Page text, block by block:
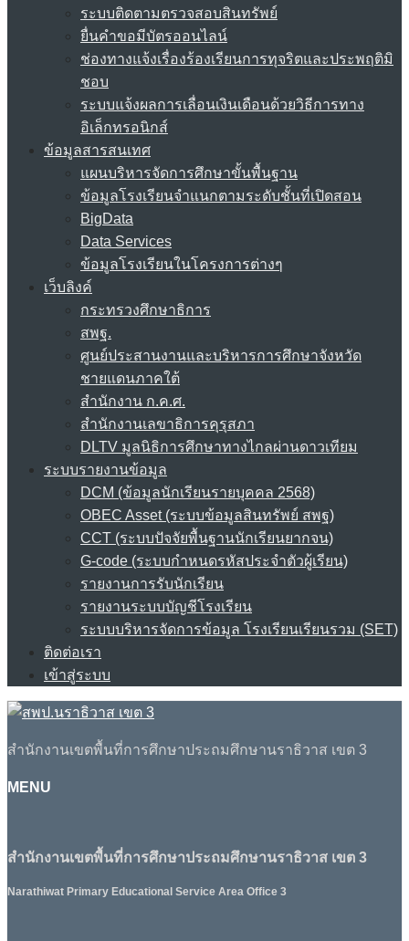
ระบบติดตามตรวจสอบสินทรัพย์
ยื่นคำขอมีบัตรออนไลน์
ช่องทางแจ้งเรื่องร้องเรียนการทุจริตและประพฤติมิ
ชอบ
ระบบแจ้งผลการเลื่อนเงินเดือนด้วยวิธีการทาง
อิเล็กทรอนิกส์
ข้อมูลสารสนเทศ
แผนบริหารจัดการศึกษาขั้นพื้นฐาน
ข้อมูลโรงเรียนจำแนกตามระดับชั้นที่เปิดสอน
BigData
Data Services
ข้อมูลโรงเรียนในโครงการต่างๆ
เว็บลิงค์
กระทรวงศึกษาธิการ
สพฐ.
ศูนย์ประสานงานและบริหารการศึกษาจังหวัด
ชายแดนภาคใต้
สำนักงาน ก.ค.ศ.
สำนักงานเลขาธิการคุรุสภา
DLTV มูลนิธิการศึกษาทางไกลผ่านดาวเทียม
ระบบรายงานข้อมูล
DCM (ข้อมูลนักเรียนรายบุคคล 2568)
OBEC Asset (ระบบข้อมูลสินทรัพย์ สพฐ)
CCT (ระบบปัจจัยพื้นฐานนักเรียนยากจน)
G-code (ระบบกำหนดรหัสประจำตัวผู้เรียน)
รายงานการรับนักเรียน
รายงานระบบบัญชีโรงเรียน
ระบบบริหารจัดการข้อมูล โรงเรียนเรียนรวม (SET)
ติดต่อเรา
เข้าสู่ระบบ
สำนักงานเขตพื้นที่การศึกษาประถมศึกษานราธิวาส เขต 3
MENU
สำนักงานเขตพื้นที่การศึกษาประถมศึกษานราธิวาส เขต 3
Narathiwat Primary Educational Service Area Office 3